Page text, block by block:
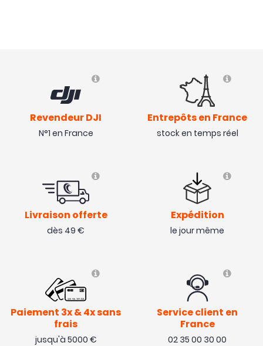
Revendeur DJI
N°1 en France
Entrepôts en France
stock en temps réel
Livraison offerte
dès 49 €
Expédition
le jour même
Paiement 3x & 4x sans
frais
jusqu'à 5000 €
Service client en
France
02 35 00 30 00